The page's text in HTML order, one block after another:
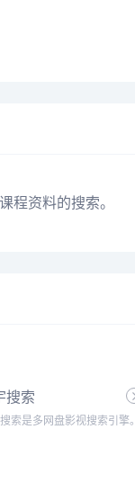
程资料的搜索。
搜索
索是多网盘影视搜索引擎。